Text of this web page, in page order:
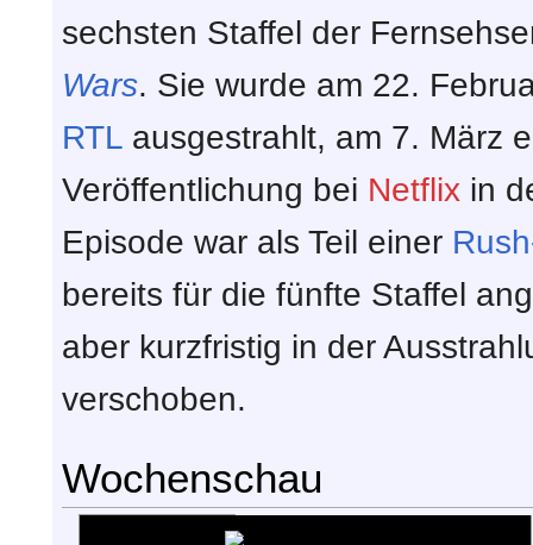
sechsten Staffel der
Wars. Sie wurde am 22.
RTL ausgestrahlt, am 7. März
Veröffentlichung bei Netflix in
Episode war als Teil einer
bereits für die fünfte Staffel
aber kurzfristig in der
verschoben.
Wochenschau